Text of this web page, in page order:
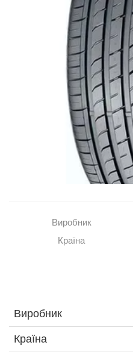
Виробник
Країна
Виробник
Країна